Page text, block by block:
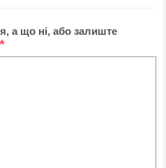
а що ні, або залиште
*